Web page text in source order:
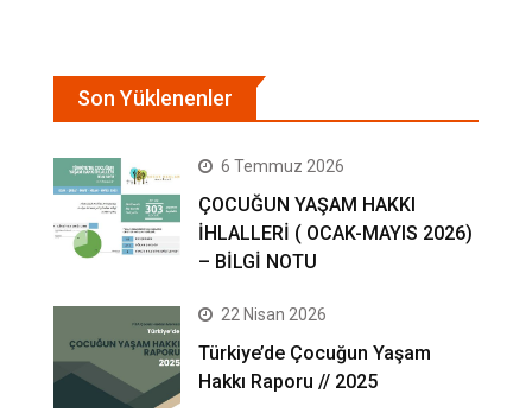
Son Yüklenenler
6 Temmuz 2026
ÇOCUĞUN YAŞAM HAKKI
İHLALLERİ ( OCAK-MAYIS 2026)
– BİLGİ NOTU
22 Nisan 2026
Türkiye’de Çocuğun Yaşam
Hakkı Raporu // 2025